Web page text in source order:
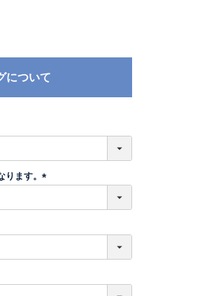
について
ます。
)